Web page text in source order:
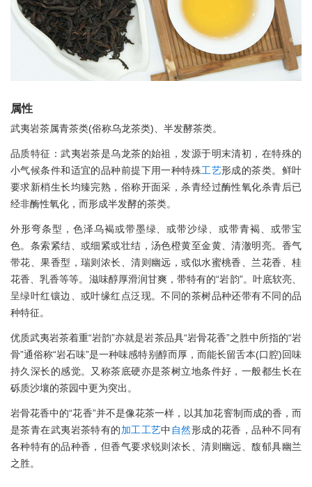
属性
武夷岩茶属青茶类(俗称乌龙茶类)、半发酵茶类。
品质特征：武夷岩茶是乌龙茶的始祖，发源于明末清初，在特殊的
小气候条件和适宜的品种前提下用一种特殊工艺形成的茶类。鲜叶
要求新梢生长均臻完熟，俗称开面采，杀青经过酶性氧化杀青后已
经非酶性氧化，而形成半发酵的茶类。
外形弯条型，色泽乌褐或带墨绿、或带沙绿、或带青褐、或带宝
色。条索紧结、或细紧或壮结，汤色橙黄至金黄、清澈明亮。香气
带花、果香型，瑞则浓长、清则幽远，或似水蜜桃香、兰花香、桂
花香、乳香等等。滋味醇厚滑润甘爽，带特有的“岩韵”。叶底软亮、
呈绿叶红镶边、或叶缘红点泛现。不同的茶树品种还带有不同的品
种特征。
优质武夷岩茶着重“岩韵”亦就是岩茶品具“岩骨花香”之胜中所指的“岩
骨”通俗称“岩石味”是一种味感特别醇而厚，而能长留舌本(口腔)回味
持久深长的感觉。又称茶底硬亦是茶树立地条件好，一般都生长在
砾质沙壤的茶园中更为突出。
岩骨花香中的“花香”并不是像花茶一样，以其加花窨制而成的香，而
是茶青在武夷岩茶特有的加工工艺中 自然形成的花香，品种不同有
各种特有的品种香，但香气要求锐则浓长、清则幽远、馥郁具幽兰
之胜。